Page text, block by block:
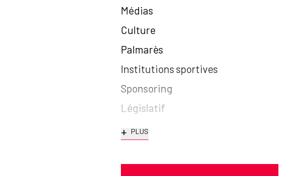
Médias
Culture
Palmarès
Institutions sportives
Sponsoring
Législatif
+ PLUS